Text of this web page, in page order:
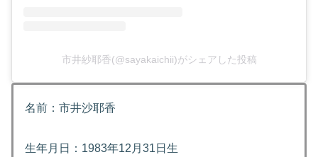
市井紗耶香(@sayakaichii)がシェアした投稿
名前：市井沙耶香
生年月日：1983年12月31日生